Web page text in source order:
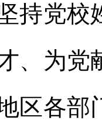
持党
、为党
区各部